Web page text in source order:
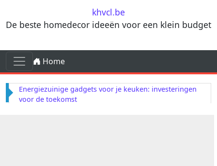
khvcl.be
De beste homedecor ideeën voor een klein budget
Skip to content
Main Navigation
Home
Energiezuinige gadgets voor je keuken: investeringen
voor de toekomst